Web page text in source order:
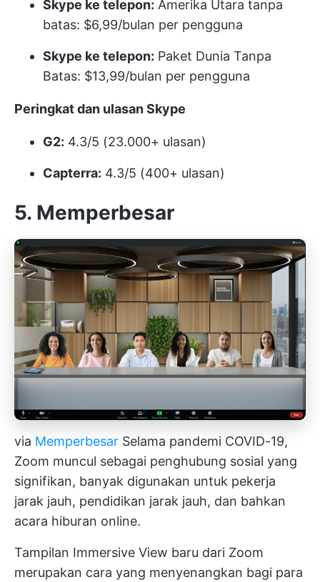
Skype ke telepon: Amerika Utara tanpa
batas: $6,99/bulan per pengguna
Skype ke telepon: Paket Dunia Tanpa
Batas: $13,99/bulan per pengguna
Peringkat dan ulasan Skype
G2: 4.3/5 (23.000+ ulasan)
Capterra: 4.3/5 (400+ ulasan)
5. Memperbesar
via Memperbesar Selama pandemi COVID-19,
Zoom muncul sebagai penghubung sosial yang
signifikan, banyak digunakan untuk pekerja
jarak jauh, pendidikan jarak jauh, dan bahkan
acara hiburan online.
Tampilan Immersive View baru dari Zoom
merupakan cara yang menyenangkan bagi para